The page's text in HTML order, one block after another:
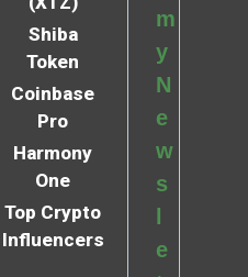
Shiba
Token
Coinbase
Pro
Harmony
One
Top Crypto
Influencers
m
y
N
e
w
s
e